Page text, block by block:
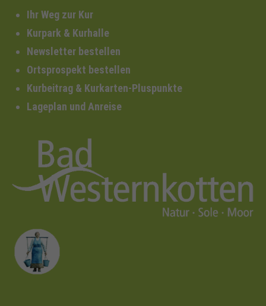
Ihr Weg zur Kur
Kurpark & Kurhalle
Newsletter bestellen
Ortsprospekt bestellen
Kurbeitrag & Kurkarten-Pluspunkte
Lageplan und Anreise